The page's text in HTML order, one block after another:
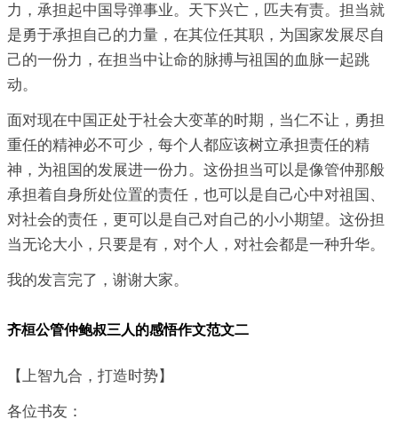
力，承担起中国导弹事业。天下兴亡，匹夫有责。担当就
是勇于承担自己的力量，在其位任其职，为国家发展尽自
己的一份力，在担当中让命的脉搏与祖国的血脉一起跳
动。
面对现在中国正处于社会大变革的时期，当仁不让，勇担
重任的精神必不可少，每个人都应该树立承担责任的精
神，为祖国的发展进一份力。这份担当可以是像管仲那般
承担着自身所处位置的责任，也可以是自己心中对祖国、
对社会的责任，更可以是自己对自己的小小期望。这份担
当无论大小，只要是有，对个人，对社会都是一种升华。
我的发言完了，谢谢大家。
齐桓公管仲鲍叔三人的感悟作文范文二
【上智九合，打造时势】
各位书友：